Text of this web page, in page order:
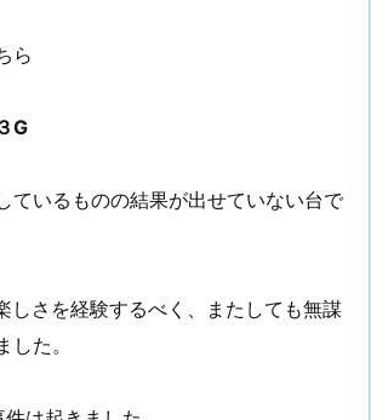
ら
G
ているものの結果が出せていない台で
しさを経験するべく、またしても無謀
た。